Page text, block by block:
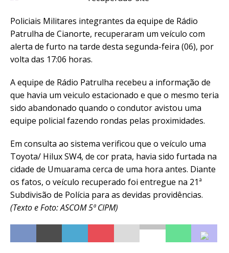
Policiais Militares integrantes da equipe de Rádio
Patrulha de Cianorte, recuperaram um veículo com
alerta de furto na tarde desta segunda-feira (06), por
volta das 17:06 horas.
A equipe de Rádio Patrulha recebeu a informação de
que havia um veiculo estacionado e que o mesmo teria
sido abandonado quando o condutor avistou uma
equipe policial fazendo rondas pelas proximidades.
Em consulta ao sistema verificou que o veículo uma
Toyota/ Hilux SW4, de cor prata, havia sido furtada na
cidade de Umuarama cerca de uma hora antes. Diante
os fatos, o veículo recuperado foi entregue na 21ª
Subdivisão de Polícia para as devidas providências.
(Texto e Foto: ASCOM 5ª CIPM)